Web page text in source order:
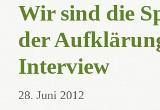
Wir sind die
der
Interview
28. Juni 2012